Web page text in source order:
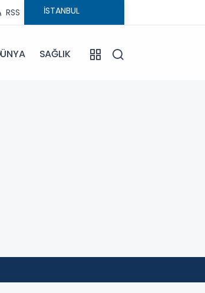
RSS
SAĞLIK